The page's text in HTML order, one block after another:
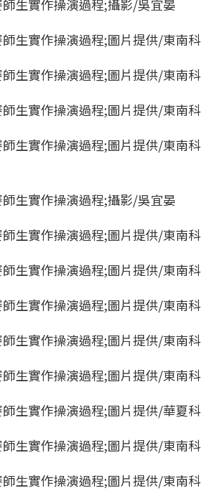
生實作操演過程;攝影/吳宜晏
生實作操演過程;圖片提供/東南
生實作操演過程;圖片提供/東南
生實作操演過程;圖片提供/東南
生實作操演過程;圖片提供/東南
生實作操演過程;攝影/吳宜晏
生實作操演過程;圖片提供/東南
生實作操演過程;圖片提供/東南
生實作操演過程;圖片提供/東南
生實作操演過程;圖片提供/東南
生實作操演過程;圖片提供/東南
生實作操演過程;圖片提供/華夏
生實作操演過程;圖片提供/東南
生實作操演過程;圖片提供/東南